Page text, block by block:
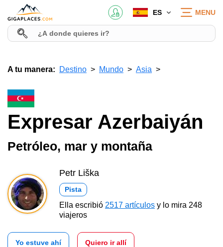
ES MENU
A tu manera: Destino Mundo Asia
Expresar Azerbaiyán
Petróleo, mar y montaña
Petr Liška
Pista
Ella escribió 2517 artículos y lo mira 248
viajeros
Yo estuve ahí Quiero ir allí